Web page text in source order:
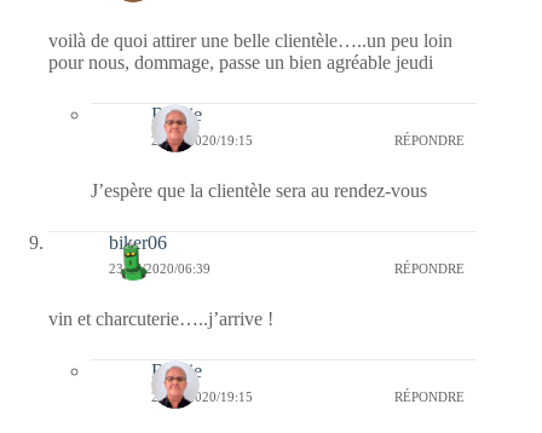
voilà de quoi attirer une belle clientèle…..un peu loin
pour nous, dommage, passe un bien agréable jeudi
Bernie
23/07/2020/19:15 RÉPONDRE
J’espère que la clientèle sera au rendez-vous
biker06
23/07/2020/06:39 RÉPONDRE
vin et charcuterie…..j’arrive !
Bernie
23/07/2020/19:15 RÉPONDRE